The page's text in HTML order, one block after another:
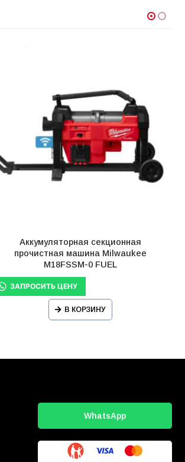
Аккумуляторная секционная
прочистная машина Milwaukee
M18FSSM-0 FUEL
В КОРЗИНУ
WhatsApp